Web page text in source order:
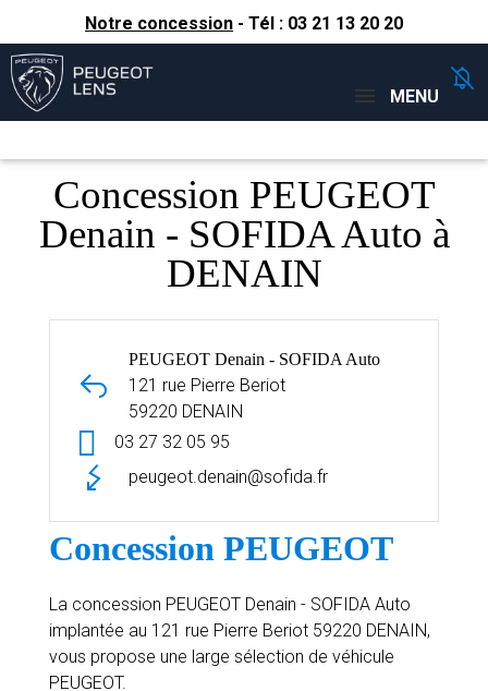
Notre concession - Tél : 03 21 13 20 20
Concessions
MENU
Concession PEUGEOT
Denain - SOFIDA Auto à
DENAIN
PEUGEOT Denain - SOFIDA Auto
121 rue Pierre Beriot
59220 DENAIN
03 27 32 05 95
peugeot.denain@sofida.fr
Concession PEUGEOT
La concession PEUGEOT Denain - SOFIDA Auto
implantée au 121 rue Pierre Beriot 59220 DENAIN,
vous propose une large sélection de véhicule
PEUGEOT.